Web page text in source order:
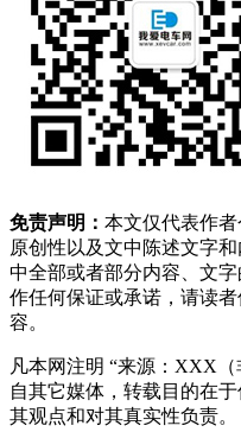
免责声明： 本文仅代表作
原创性以及文中陈述文字
中全部或者部分内容、文
作任何保证或承诺，请读
容。
凡本网注明 “来源：XXX
自其它媒体，转载目的在
其观点和对其真实性负责。